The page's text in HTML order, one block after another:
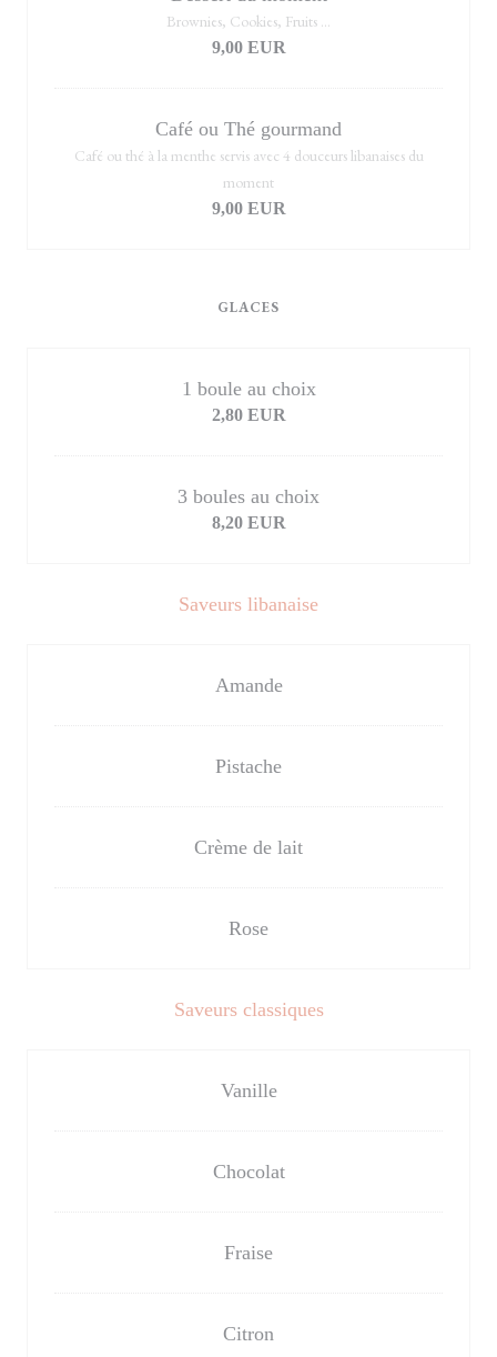
Brownies, Cookies, Fruits ...
9,00 EUR
Café ou Thé gourmand
Café ou thé à la menthe servis avec 4 douceurs libanaises du
moment
9,00 EUR
GLACES
1 boule au choix
2,80 EUR
3 boules au choix
8,20 EUR
Saveurs libanaise
Amande
Pistache
Crème de lait
Rose
Saveurs classiques
Vanille
Chocolat
Fraise
Citron